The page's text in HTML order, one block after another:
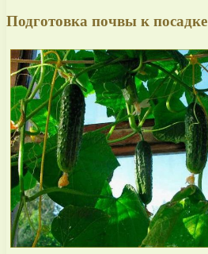
Подготовка почвы к посадке